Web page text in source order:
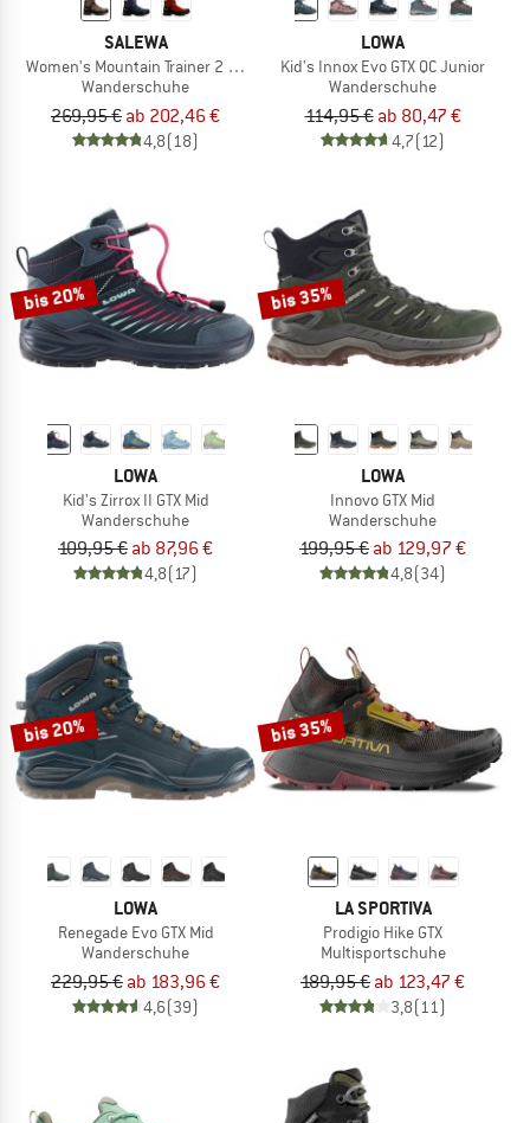
SALEWA
Women's Mountain Trainer 2 Mid GTX
Wanderschuhe
269,95 € ab 202,46 €
4,8(18)
LOWA
Kid's Innox Evo GTX QC Junior
Wanderschuhe
114,95 € ab 80,47 €
4,7(12)
bis 20%
LOWA
Kid's Zirrox II GTX Mid
Wanderschuhe
109,95 € ab 87,96 €
4,8(17)
bis 35%
LOWA
Innovo GTX Mid
Wanderschuhe
199,95 € ab 129,97 €
4,8(34)
bis 20%
LOWA
Renegade Evo GTX Mid
Wanderschuhe
229,95 € ab 183,96 €
4,6(39)
bis 35%
LA SPORTIVA
Prodigio Hike GTX
Multisportschuhe
189,95 € ab 123,47 €
3,8(11)